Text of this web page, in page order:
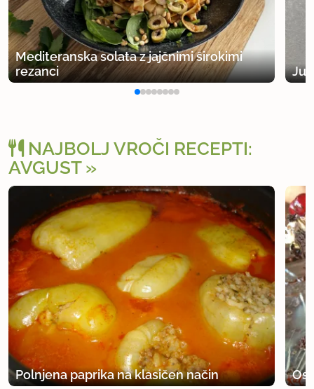
Mediteranska solata z jajčnimi širokimi
rezanci
NAJBOLJ VROČI RECEPTI:
AVGUST
Polnjena paprika na klasičen način